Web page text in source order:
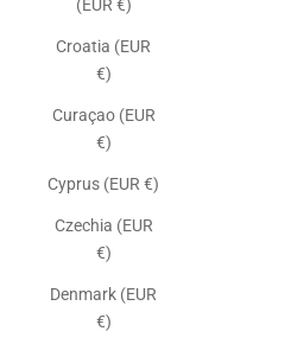
(EUR €)
Croatia (EUR
€)
Curaçao (EUR
€)
Cyprus (EUR €)
Czechia (EUR
€)
Denmark (EUR
€)